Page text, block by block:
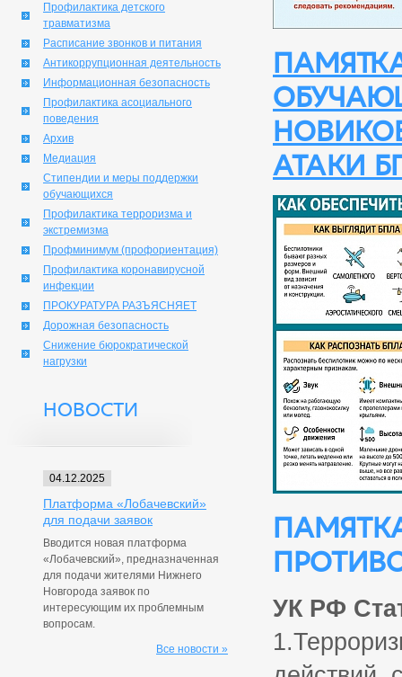
Профилактика детского
травматизма
Расписание звонков и питания
Антикоррупционная деятельность
Информационная безопасность
Профилактика асоциального
поведения
Архив
Медиация
Стипендии и меры поддержки
обучающихся
Профилактика терроризма и
экстремизма
Профминимум (профориентация)
Профилактика коронавирусной
инфекции
ПРОКУРАТУРА РАЗЪЯСНЯЕТ
Дорожная безопасность
Снижение бюрократической
нагрузки
НОВОСТИ
04.12.2025
Платформа «Лобачевский»
для подачи заявок
Вводится новая платформа
«Лобачевский», предназначенная
для подачи жителями Нижнего
Новгорода заявок по
интересующим их проблемным
вопросам.
Все новости »
атаки
УК РФ